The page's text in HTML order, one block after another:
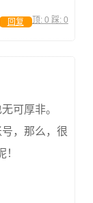
顶: 0 踩: 0
回复
可厚非。
，那么，很